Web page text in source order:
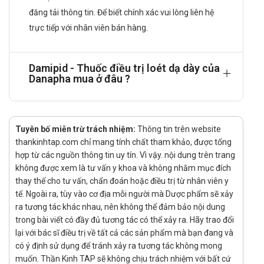
Loét dạ dày: Liều rebamipid thường dùng cho người lớn
là 100 mg (1 viên nén Damipid), 3 lần/ngày bằng đường
Điều trị các thương tổn niêm mạc dạ dày (ăn mòn,
chảy máu, đỏ và phù nề) trong viêm dạ dày cấp và đợt
cấp của viêm dạ dày mạn tính: Liều rebamipid thường
dùng cho người lớn là 100 mg (1 viên nén Damipid), 3
Cách dùng:
Thuốc dùng đường uống.
Đối tượng sử dụng:
Người trưởng thành và trẻ em mắc bệnh kể trên nhận
được chỉ định của bác sĩ.
Chống chỉ định
Thuốc Damipid chống chỉ định dùng trong trường hợp sau/ không
đăng tải thông tin. Để biết chính xác vui lòng liên hệ
trực tiếp với nhân viên bán hàng.
Damipid - Thuốc điều trị loét dạ dày của
Danapha mua ở đâu ?
Tuyên bố miễn trừ trách nhiệm: Thông tin trên website
thankinhtap.com chỉ mang tính chất tham khảo, được tổng
hợp từ các nguồn thông tin uy tín. Vì vậy. nội dung trên trang
không được xem là tư vấn y khoa và không nhằm mục đích
thay thế cho tư vấn, chẩn đoán hoặc điều trị từ nhân viên y
tế. Ngoài ra, tùy vào cơ địa mỗi người mà Dược phẩm sẽ xảy
ra tương tác khác nhau, nên không thể đảm bảo nội dung
trong bài viết có đầy đủ tương tác có thể xảy ra. Hãy trao đổi
lại với bác sĩ điều trị về tất cả các sản phẩm mà bạn đang và
có ý định sử dụng để tránh xảy ra tương tác không mong
muốn. Thần Kinh TAP sẽ không chịu trách nhiệm với bất cứ